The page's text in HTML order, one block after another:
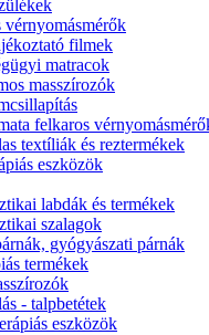
vérnyomásmérők
filmek
matracok
masszírozók
felkaros
textíliák és reztermékek
eszközök
labdák és termékek
szalagok
gyógyászati párnák
termékek
- talpbetétek
eszközök